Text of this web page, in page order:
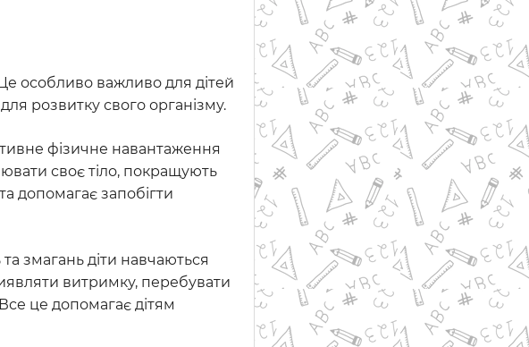
особливо важливо для дітей
розвитку свого організму.
фізичне навантаження
своє тіло, покращують
допомагає запобігти
змагань діти навчаються
витримку, перебувати
це допомагає дітям